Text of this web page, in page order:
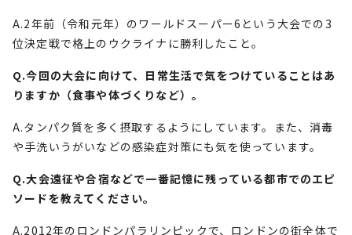
A.2年前（令和元年）のワールドスーパー6という大会での3
位決定戦で格上のウクライナに勝利したこと。
Q.今回の大会に向けて、日常生活で気をつけていることはあ
りますか（食事や体づくりなど）。
A.タンパク質を多く摂取するようにしています。また、消毒
や手洗いうがいなどの感染症対策にも気を使っています。
Q.大会遠征や合宿などで一番記憶に残っている都市でのエピ
ソードを教えてください。
A.2012年のロンドンパラリンピックで、ロンドンの街全体で